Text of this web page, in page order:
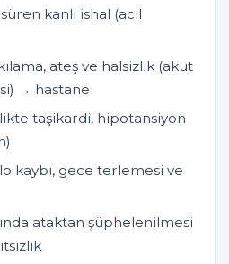
kanlı ishal (acil
ateş ve halsizlik (akut
→ hastane
taşikardi, hipotansiyon
kaybı, gece terlemesi ve
ataktan şüphelenilmesi